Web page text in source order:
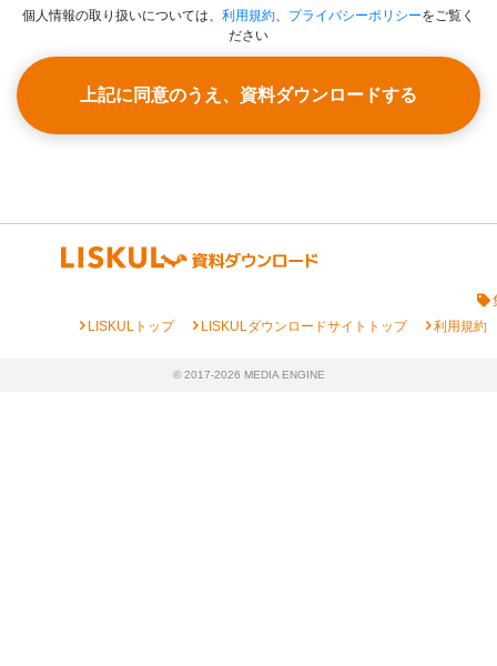
個人情報の取り扱いについては、 利用規約、 プライバシーポリシーをご覧く
ださい
上記に同意のうえ、資料ダウンロードする
chevron_rightLISKULトップ chevron_rightLISKULダウンロードサイトトップ chevron_right利用規約
© 2017-2026 MEDIA ENGINE